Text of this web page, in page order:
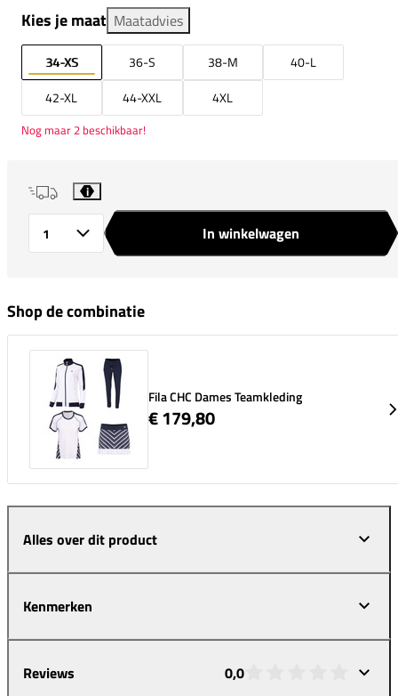
Kies je maat Maatadvies
34-XS 36-S 38-M
40-L
42-XL
44-XXL 4XL
Nog maar 2 beschikbaar!
i
In winkelwagen
Shop de combinatie
Fila CHC Dames Teamkleding
€ 179,80
Alles over dit product
Kenmerken
Reviews 0,0